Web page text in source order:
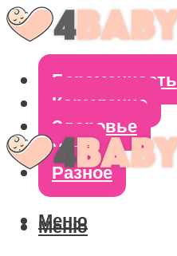
Беременность
Кормление
Здоровье
Уход
Разное
Меню
Меню